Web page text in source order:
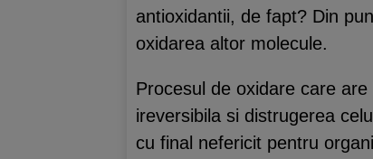
antioxidantii, de fapt? Din
oxidarea altor molecule.
Procesul de oxidare care
ireversibila si distrugerea
cu final nefericit pentru